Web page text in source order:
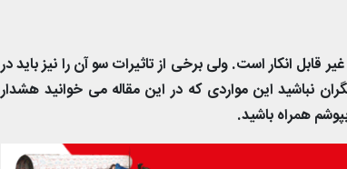
غیر قابل انکار است. ولی برخی از تاثیرات سو آن را نیز باید در
نباشید این مواردی که در این مقاله می خوانید هشدار
همراه باشید.